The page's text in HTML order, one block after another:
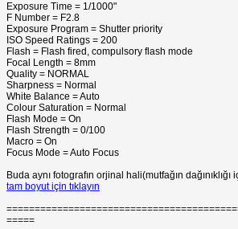
Exposure Time = 1/1000"
F Number = F2.8
Exposure Program = Shutter priority
ISO Speed Ratings = 200
Flash = Flash fired, compulsory flash mode
Focal Length = 8mm
Quality = NORMAL
Sharpness = Normal
White Balance = Auto
Colour Saturation = Normal
Flash Mode = On
Flash Strength = 0/100
Macro = On
Focus Mode = Auto Focus
Buda aynı fotografın orjinal hali(mutfağın
tam boyut için tıklayın
=====